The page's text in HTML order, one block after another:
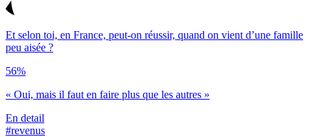
Et selon toi, en France, peut-on réussir, quand on vient d’une famille
peu aisée ?
56%
« Oui, mais il faut en faire plus que les autres »
En detail
#revenus